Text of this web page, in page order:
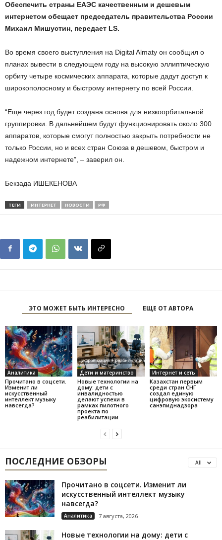
Обеспечить страны ЕАЭС качественным и дешевым
интернетом обещает председатель правительства России
Михаил Мишустин, передает LS.
Во время своего выступления на Digital Almaty он сообщил о
планах вывести в следующем году на высокую эллиптическую
орбиту четыре космических аппарата, которые дадут доступ к
широкополосному и быстрому интернету по всей России.
“Еще через год будет создана основа для низкоорбитальной
группировки. В дальнейшем будут функционировать около 300
аппаратов, которые смогут полностью закрыть потребности не
только России, но и всех стран Союза в дешевом, быстром и
надежном интернете”, – заверил он.
Бекзада ИШЕКЕНОВА
ТЕГИ ИНТЕРНЕТ НОВОСТИ РФ
ЭТО МОЖЕТ БЫТЬ ИНТЕРЕСНО ЕЩЕ ОТ АВТОРА
Аналитика
Прочитано в соцсети.
Изменит ли
искусственный
интеллект музыку
навсегда?
Дети и материнство
Новые технологии на
дому: дети с
инвалидностью
делают успехи в
рамках пилотного
проекта по
реабилитации
Интернет и сеть
Казахстан первым
среди стран СНГ
создал единую
цифровую экосистему
санэпиднадзора
ПОСЛЕДНИЕ ОБЗОРЫ All
Прочитано в соцсети. Изменит ли
искусственный интеллект музыку
навсегда?
Аналитика 7 августа, 2026
Новые технологии на дому: дети с